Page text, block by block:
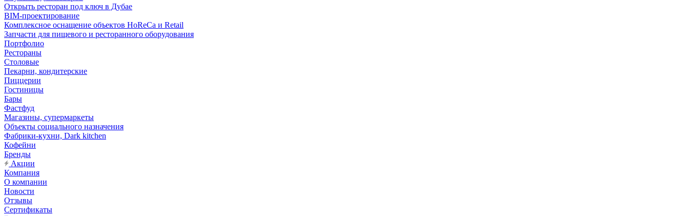
Открыть ресторан под ключ в Дубае
BIM-проектирование
Комплексное оснащение объектов HoReCa и Retail
Запчасти для пищевого и ресторанного оборудования
Портфолио
Рестораны
Столовые
Пекарни, кондитерские
Пиццерии
Гостиницы
Бары
Фастфуд
Магазины, супермаркеты
Объекты социального назначения
Фабрики-кухни, Dark kitchen
Кофейни
Бренды
Акции
Компания
О компании
Новости
Отзывы
Сертификаты